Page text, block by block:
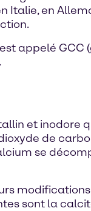
en
appelé
et inodore
de
se
sont la